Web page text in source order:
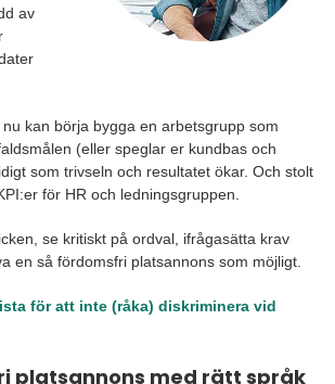
av
kan börja bygga en arbetsgrupp som
(eller speglar er kundbas och
som trivseln och resultatet ökar. Och stolt
för HR och ledningsgruppen.
se kritiskt på ordval, ifrågasätta krav
en så fördomsfri platsannons som möjligt.
för att inte (råka) diskriminera vid
platsannons med rätt språk